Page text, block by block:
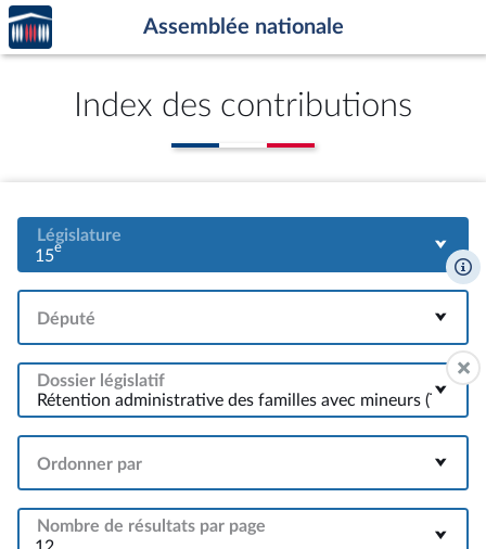
Aller au contenu
Aller en bas de la page
Accèder
à la
page
Assemblée nationale
Index des contributions
Législature
15e
Député
Dossier législatif
Ordonner par
Nombre de résultats par page